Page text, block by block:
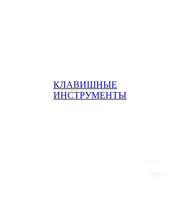
КЛАВИШНЫЕ
ИНСТРУМЕНТЫ
>>>